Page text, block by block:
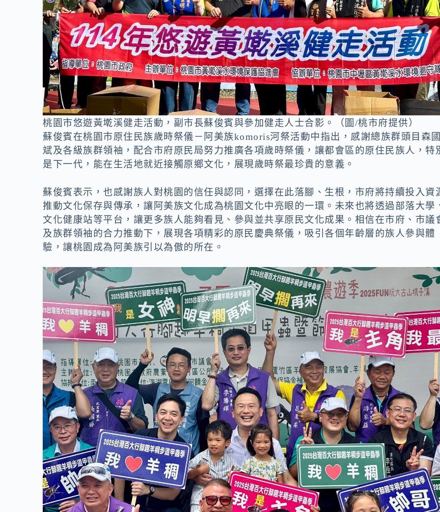
桃園市悠遊黃墘溪健走活動，副市長蘇俊賓與參加健走人士合影。（圖/桃市府提供）
蘇俊賓在桃園市原住民族歲時祭儀－阿美族komoris河祭活動中指出，感謝總族群頭目森
斌及各級族群領袖，配合市府原民局努力推廣各項歲時祭儀，讓都會區的原住民族人，特
是下一代，能在生活地就近接觸原鄉文化，展現歲時祭最珍貴的意義。
蘇俊賓表示，也感謝族人對桃園的信任與認同，選擇在此落腳、生根，市府將持續投入資
推動文化保存與傳承，讓阿美族文化成為桃園文化中亮眼的一環。未來也將透過部落大學
文化健康站等平台，讓更多族人能夠看見、參與並共享原民文化成果。相信在市府、市議
及族群領袖的合力推動下，展現各項精彩的原民慶典祭儀，吸引各個年齡層的族人參與體
驗，讓桃園成為阿美族引以為傲的所在。